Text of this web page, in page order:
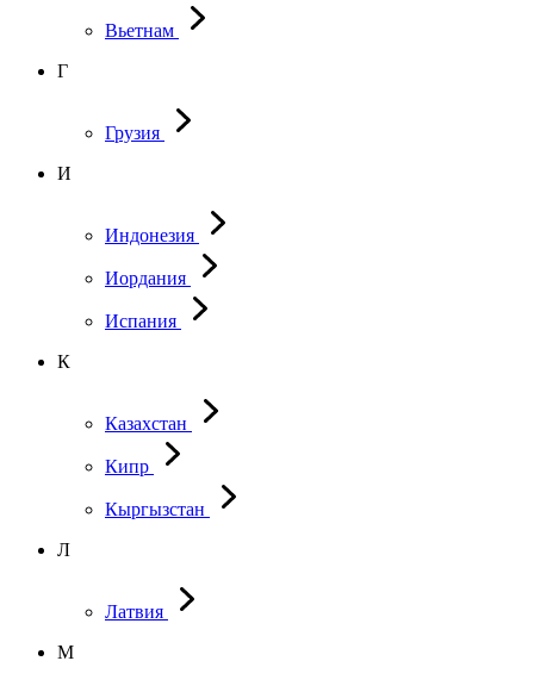
Вьетнам
Г
Грузия
И
Индонезия
Иордания
Испания
К
Казахстан
Кипр
Кыргызстан
Л
Латвия
М